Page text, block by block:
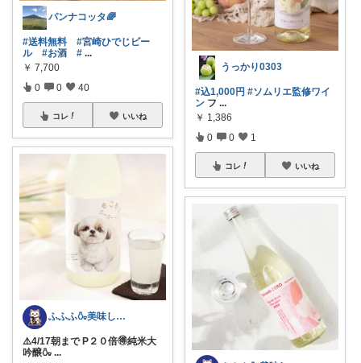
パンナコッタ🌈
#送料無料
#宮崎ひでじビー
ル
#お酒 # ...
￥ 7,700
0 0 40
コレ いいね
ふふふ🍶美味しいお酒🥢おしゃれ酒器
⚠️4/17朝まで P２０倍🉐純米大
吟醸🍶 ...
うっかり0303
#込1,000円 #ソムリエ監修ワイ
ン フ ...
￥ 1,386
0 0 1
コレ いいね